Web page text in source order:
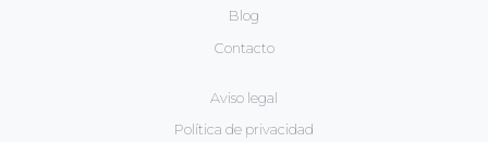
Blog
Contacto
Aviso legal
Política de privacidad